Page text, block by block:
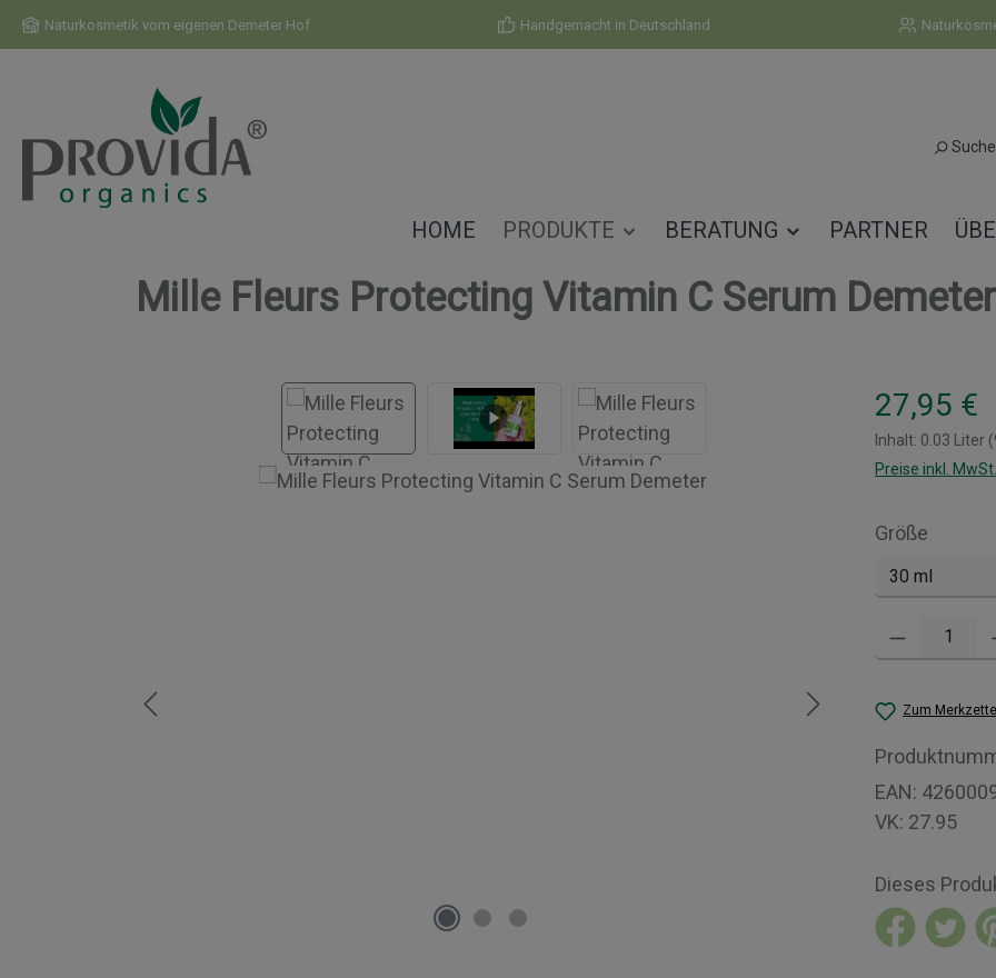
Hauptinhalt springen
Zur Suche springen
Zur Hauptnavigation springen
Naturkosmetik vom eigenen Demeter Hof Handgemacht in Deutschland
Suche
HOME PRODUKTE BERATUNG PARTNER
Mille Fleurs Protecting Vitamin C Serum Demeter
Bildergalerie überspringen Regulärer
27,95 €
Inhalt: 0.03 Liter
Preise inkl.
Größe
Produkt
Zum
EAN:
VK: 27.95
Dieses